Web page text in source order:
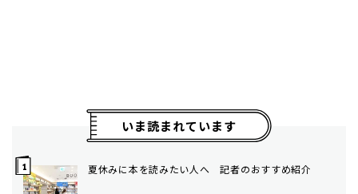
いま読まれています
夏休みに本を読みたい人へ 記者のおすすめ紹介